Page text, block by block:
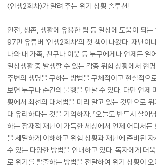
〈인생2회차〉가 알려 주는 위기 상황 솔루션!
안전, 생존, 생활에 유용한 팁 등 일상에 도움이 되
97만 유튜버 ‘인생2회차’의 첫 책이 나왔다. 재난이
나와 내 가족, 친구나 이웃 등 누구에게나 언제든 일
일상생활 중 발생할 수 있는 각종 위험 상황에서 현
주변의 생명을 구하는 방법을 구체적이고 현실적으
보면 누구나 순간의 불행을 만날 수 있다. 다만 언제
황에서 최선의 대처법을 미리 알고 있는 것만으로
대 유리하다는 것을 기억하자. 『오늘도 반드시 살아
하는 잠재적 재난이 가득한 세상에서 언제 어디서든
을 세밀하게 이해하고 위험 상황과 재난에 준비된
수 있는 다양한 방법을 안내하고 있다. 독자에게 더
로 위기를 탈출하는 방법을 전달하여 위기 상황이